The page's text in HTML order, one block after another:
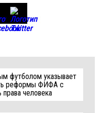
футболом указывает
реформы ФИФА с
человека